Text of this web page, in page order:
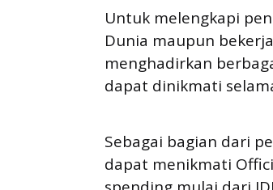
Untuk melengkapi
Dunia maupun
menghadirkan
dapat dinikmati
Sebagai bagian dari
dapat menikmati